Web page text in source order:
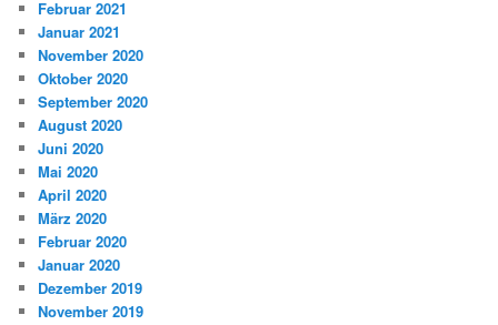
Februar 2021
Januar 2021
November 2020
Oktober 2020
September 2020
August 2020
Juni 2020
Mai 2020
April 2020
März 2020
Februar 2020
Januar 2020
Dezember 2019
November 2019